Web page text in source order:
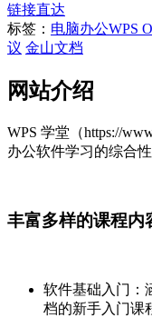
链接直达
标签： 电脑办公WPS
议 金山文档
网站介绍
WPS 学堂（https://
办公软件学习的综合性
丰富多样的课程内
软件基础入门：
档的新手入门课